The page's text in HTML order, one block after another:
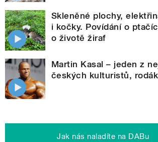
Skleněné plochy,
i kočky. Povídání o
o životě žiraf
Martin Kasal – jeden z
českých kulturistů,
Jak nás naladíte na DABu